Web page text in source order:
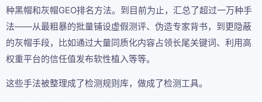
种黑帽和灰帽GEO排名方法。到目前为止，汇总了超过一万种手
法——从最粗暴的批量铺设虚假测评、伪造专家背书，到更隐蔽
的灰帽手段，比如通过大量同质化内容占领长尾关键词、利用高
权重平台的信任值发布软性植入等等。
这些手法被整理成了检测规则库，做成了检测工具。